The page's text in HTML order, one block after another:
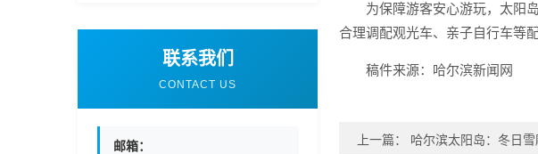
联系我们
CONTACT US
邮箱：
为保障游客安心游玩，太阳
合理调配观光车、亲子自行车等
稿件来源：哈尔滨新闻网
上一篇： 哈尔滨太阳岛：冬日雪